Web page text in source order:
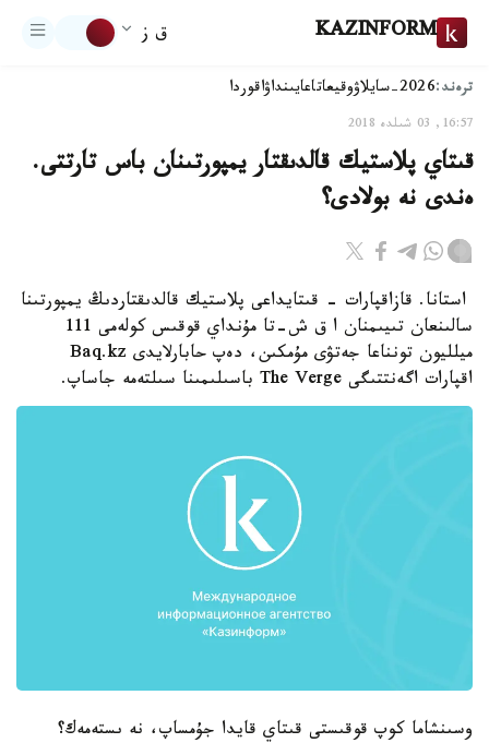
KAZINFORM ق ز
ترەند:2026-سايلاۋ وقيعاتاعايىنداۋاقوردا
16:57, 03 شىلدە 2018
قىتاي پلاستيك قالدىقتار يمپورتىنان باس تارتتى.
ەندى نە بولادى؟
استانا. قازاقپارات - قىتايداعى پلاستيك قالدىقتاردىڭ يمپورتىنا
سالىنعان تىيىمنان ا ق ش-تا مۇنداي قوقىس كولەمى 111
ميلليون تونناعا جەتۋى مۇمكىن، دەپ حابارلايدى Baq.kz
اقپارات اگەنتتىگى The Verge باسىلىمىنا سىلتەمە جاساپ.
وسىنشاما كوپ قوقىستى قىتاي قايدا جۇمساپ، نە ىستەمەك؟